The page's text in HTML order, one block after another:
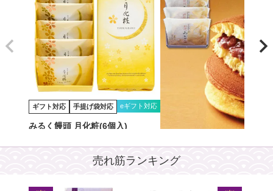
ギフト対応 手提げ袋対応 eギフト対応
みるく饅頭 月化粧(6個入)
詳しくはこちら
朝焼みかさ(5個入)
売れ筋ランキング